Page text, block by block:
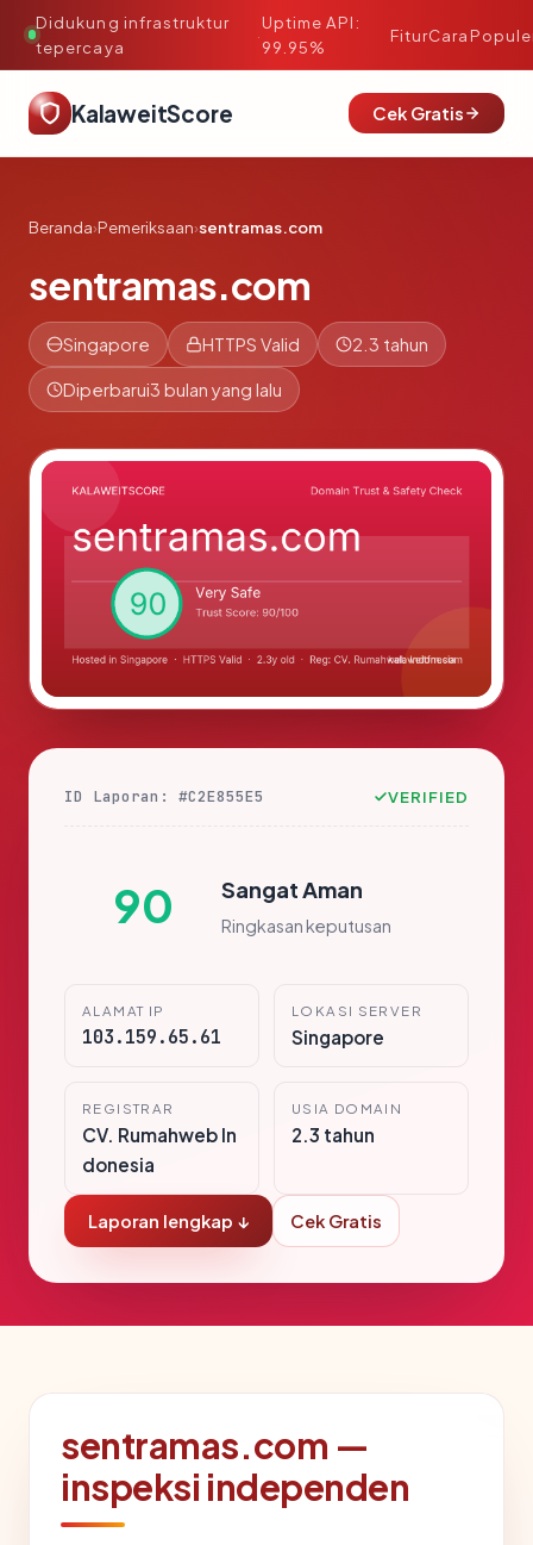
Didukung infrastruktur
tepercaya
·
Uptime API:
99.95%
FiturCara
KalaweitScore Cek Gratis
Beranda›Pemeriksaan›sentramas.com
sentramas.com
Singapore HTTPS Valid 2.3 tahun
Diperbarui3 bulan yang lalu
ID Laporan: #C2E855E5 VERIFIED
90 Sangat Aman
Ringkasan keputusan
ALAMAT IP
103.159.65.61
LOKASI SERVER
Singapore
REGISTRAR
CV. Rumahweb In
donesia
USIA DOMAIN
2.3 tahun
Laporan lengkap ↓ Cek Gratis
sentramas.com —
inspeksi independen